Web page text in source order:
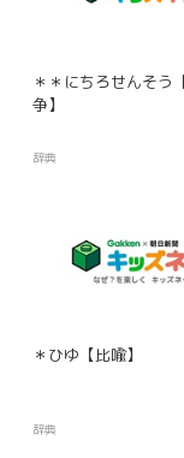
＊＊にちろせんそう
争】
辞典
＊ひゆ【比喩】
辞典